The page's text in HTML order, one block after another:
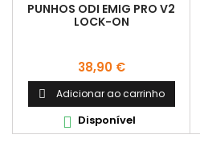
PUNHOS ODI EMIG PRO V2
LOCK-ON
Preço
38,90 €
 Adicionar ao carrinho
 Disponível